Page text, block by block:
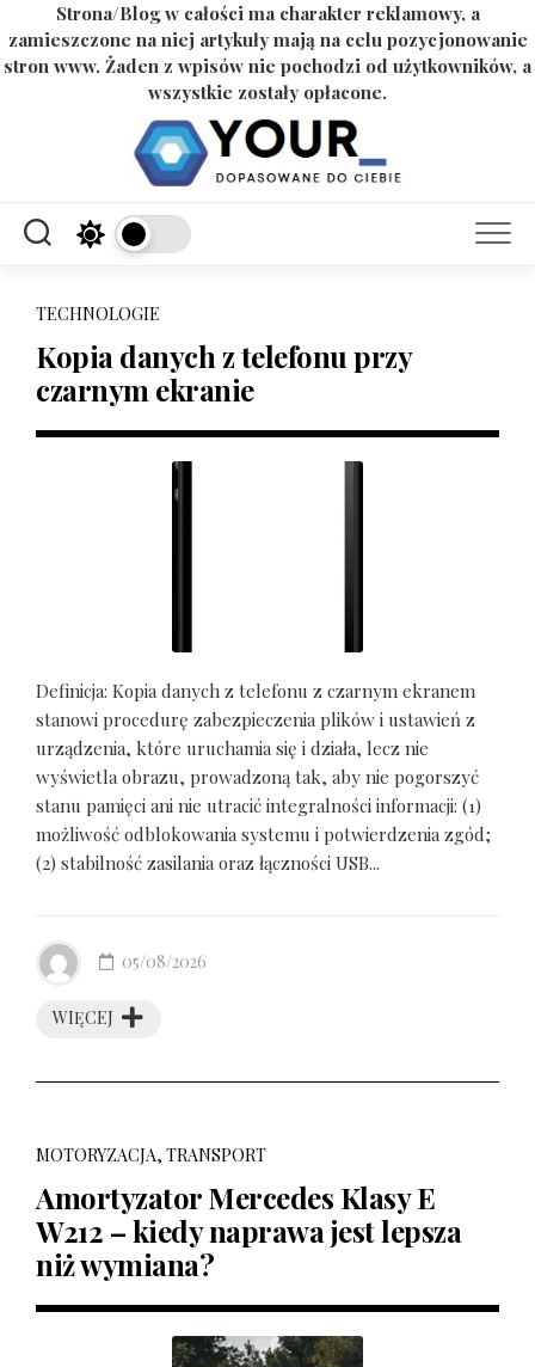
Strona/Blog w całości ma charakter reklamowy, a
zamieszczone na niej artykuły mają na celu pozycjonowanie
stron www. Żaden z wpisów nie pochodzi od użytkowników, a
wszystkie zostały opłacone.
TECHNOLOGIE
Kopia danych z telefonu przy
czarnym ekranie
Definicja: Kopia danych z telefonu z czarnym ekranem
stanowi procedurę zabezpieczenia plików i ustawień z
urządzenia, które uruchamia się i działa, lecz nie
wyświetla obrazu, prowadzoną tak, aby nie pogorszyć
stanu pamięci ani nie utracić integralności informacji: (1)
możliwość odblokowania systemu i potwierdzenia zgód;
(2) stabilność zasilania oraz łączności USB...
WIĘCEJ
05/08/2026
MOTORYZACJA, TRANSPORT
Amortyzator Mercedes Klasy E
W212 – kiedy naprawa jest lepsza
niż wymiana?